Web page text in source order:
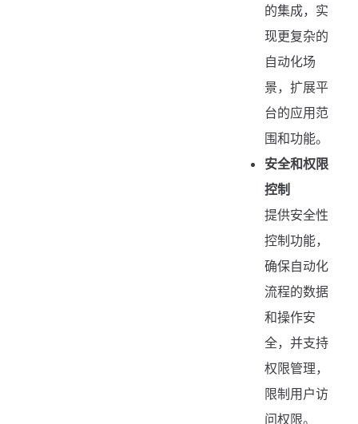
的集成，实
现更复杂的
自动化场
景，扩展平
台的应用范
围和功能。
安全和权限
控制
提供安全性
控制功能，
确保自动化
流程的数据
和操作安
全，并支持
权限管理，
限制用户访
问权限。